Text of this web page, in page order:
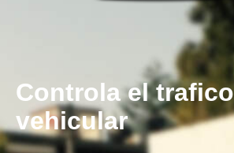
Controla el trafico
vehicular